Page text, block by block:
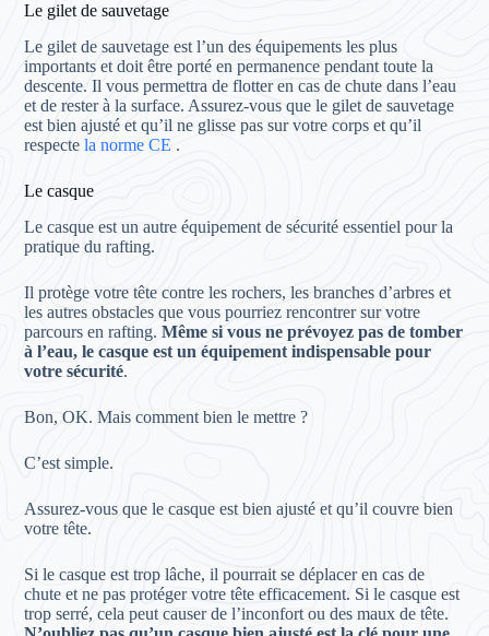
Le gilet de sauvetage
Le gilet de sauvetage est l’un des équipements les plus
importants et doit être porté en permanence pendant toute la
descente. Il vous permettra de flotter en cas de chute dans l’eau
et de rester à la surface. Assurez-vous que le gilet de sauvetage
est bien ajusté et qu’il ne glisse pas sur votre corps et qu’il
respectela norme CE .
Le casque
Le casque est un autre équipement de sécurité essentiel pour la
pratique du rafting.
Il protège votre tête contre les rochers, les branches d’arbres et
les autres obstacles que vous pourriez rencontrer sur votre
parcours en rafting.Même si vous ne prévoyez pas de tomber
à l’eau, le casque est un équipement indispensable pour
votre sécurité.
Bon, OK. Mais comment bien le mettre ?
C’est simple.
Assurez-vous que le casque est bien ajusté et qu’il couvre bien
votre tête.
Si le casque est trop lâche, il pourrait se déplacer en cas de
chute et ne pas protéger votre tête efficacement. Si le casque est
trop serré, cela peut causer de l’inconfort ou des maux de tête.